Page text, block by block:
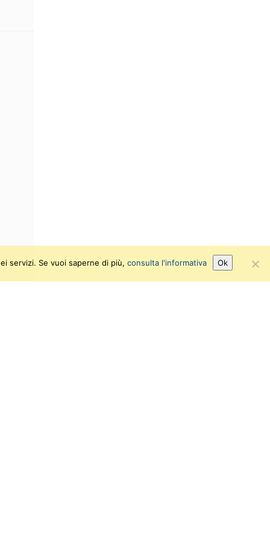
servizi. Se vuoi saperne di più, consulta l'informativa Ok